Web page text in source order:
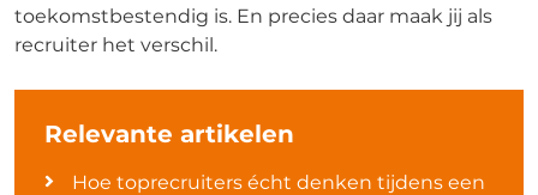
toekomstbestendig is. En precies daar maak jij als
recruiter het verschil.
Relevante artikelen
Hoe toprecruiters écht denken tijdens een